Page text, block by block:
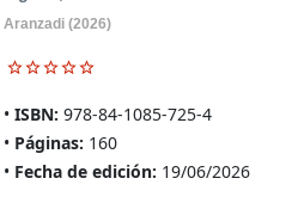
Aranzadi(2026)
ISBN: 978-84-1085-725-4
Páginas: 160
Fecha de edición: 19/06/2026